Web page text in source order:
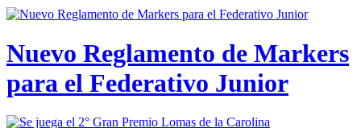
Nuevo Reglamento de Markers
para el Federativo Junior